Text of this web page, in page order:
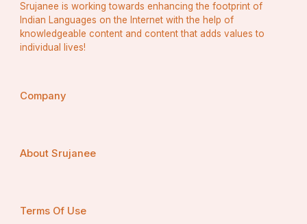
Srujanee is working towards enhancing the footprint of
Indian Languages on the Internet with the help of
knowledgeable content and content that adds values to
individual lives!
Company
About Srujanee
Terms Of Use